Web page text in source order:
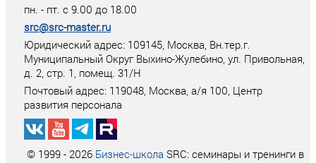
пн. - пт. с 9.00 до 18.00
src@src-master.ru
Юридический адрес: 109145, Москва, Вн.тер.г.
Муниципальный Округ Выхино-Жулебино, ул. Привольная,
д. 2, стр. 1, помещ. 31/Н
Почтовый адрес: 119048, Москва, а/я 100, Центр
развития персонала
© 1999 - 2026 Бизнес-школа SRC: семинары и тренинги в